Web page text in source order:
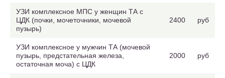
УЗИ комплексное МПС у женщин ТА с
ЦДК (почки, мочеточники, мочевой
пузырь)
2400 руб
УЗИ комплексное у мужчин ТА (мочевой
пузырь, предстательная железа,
остаточная моча) с ЦДК
2000 руб